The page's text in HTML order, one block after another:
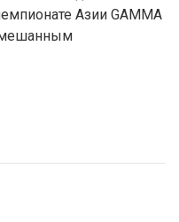
Азии GAMMA